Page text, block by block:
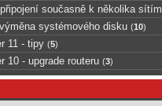
současně k několika sítím
systémového disku (10)
11 - tipy (5)
10 - upgrade routeru (3)